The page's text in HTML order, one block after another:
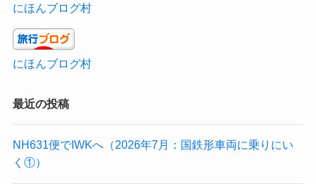
にほんブログ村
にほんブログ村
最近の投稿
NH631便でIWKへ（2026年7月：国鉄形車両に乗りにい
く①）